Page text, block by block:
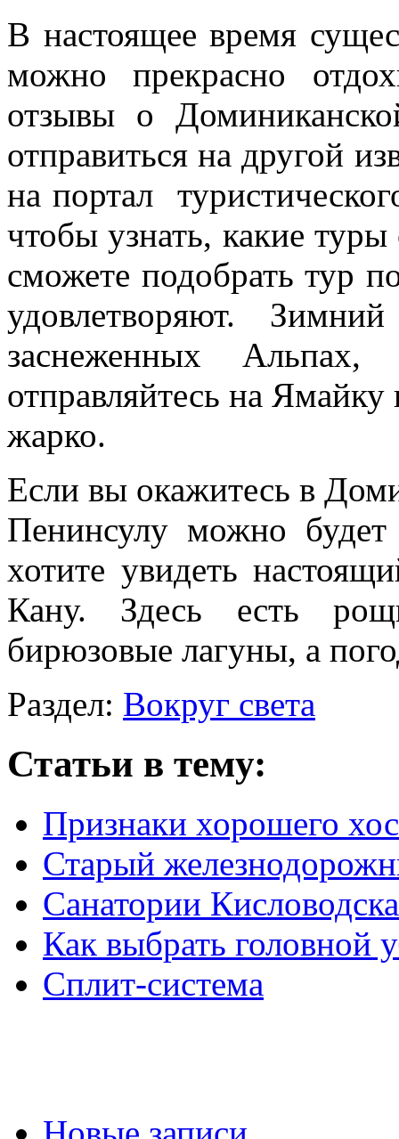
В настоящее время
можно прекрасно
отзывы о
отправиться на другой
на портал
чтобы узнать, какие
сможете подобрать тур
удовлетворяют.
заснеженных
отправляйтесь на Ямайку
жарко.
Если вы окажитесь в
Пенинсулу можно
хотите увидеть
Кану. Здесь есть
бирюзовые лагуны, а
Раздел: Вокруг света
Статьи в тему:
Признаки хорошего
Старый
Санатории Кисловодска
Как выбрать головной
Сплит-система